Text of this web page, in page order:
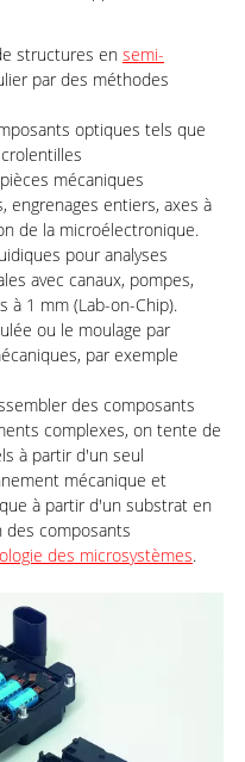
structures en semi-
par des méthodes
optiques tels que
mécaniques
engrenages entiers, axes à
de la microélectronique.
pour analyses
avec canaux, pompes,
à 1 mm (Lab-on-Chip).
ou le moulage par
par exemple
des composants
complexes, on tente de
à partir d'un seul
mécanique et
à partir d'un substrat en
des composants
des microsystèmes.